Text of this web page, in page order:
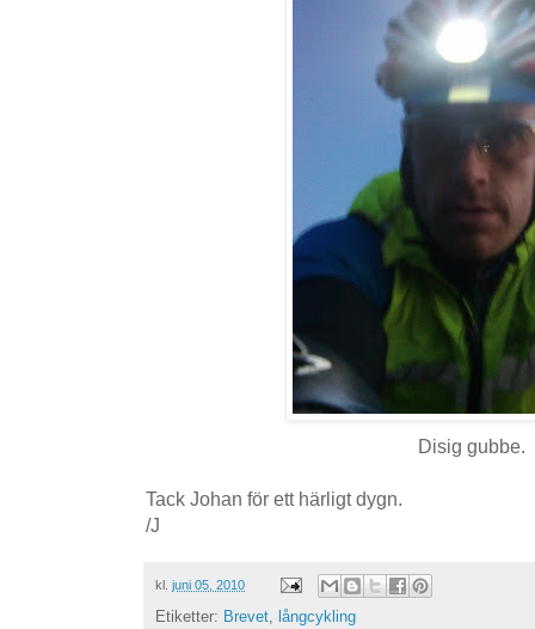
Disig gubbe.
Tack Johan för ett härligt dygn.
/J
kl. juni 05, 2010
Etiketter: Brevet, långcykling